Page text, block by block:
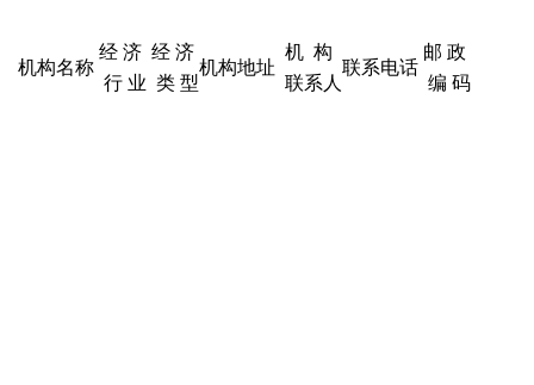
机构名称
经 济
行 业
经 济
类 型
机构地址
机 构
联系人
联系电话
邮 政
编 码